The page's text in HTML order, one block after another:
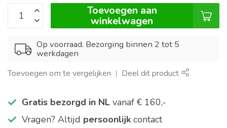
Toevoegen aan
winkelwagen
Op voorraad. Bezorging binnen 2 tot 5
werkdagen
Toevoegen om te vergelijken Deel dit product
Gratis bezorgd in NL vanaf € 160,-
Vragen? Altijd persoonlijk contact